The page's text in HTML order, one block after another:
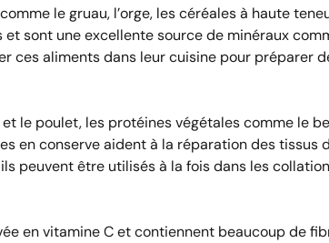
le gruau, l’orge, les céréales à haute
sont une excellente source de minéraux
ces aliments dans leur cuisine pour préparer
le poulet, les protéines végétales comme le
en conserve aident à la réparation des tissus
peuvent être utilisés à la fois dans les
en vitamine C et contiennent beaucoup de